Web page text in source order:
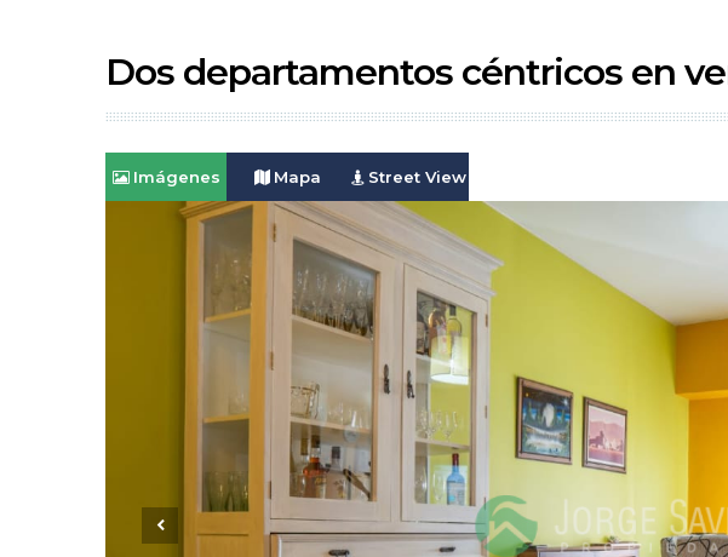
Dos departamentos céntricos en
Imágenes Mapa Street View